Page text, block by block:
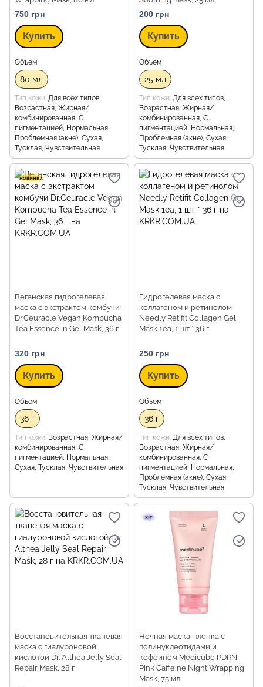
750 грн
Купить
Объем
80 мл
Тип кожи Для всех типов,
Возрастная, Жирная/
комбинированная, С
пигментацией, Нормальная,
Проблемная (акне), Сухая,
Тусклая, Чувствительная
200 грн
Купить
Объем
25 мл
Тип кожи Для всех типов,
Возрастная, Жирная/
комбинированная, С
пигментацией, Нормальная,
Проблемная (акне), Сухая,
Тусклая, Чувствительная
Веганская гидрогелевая
маска с экстрактом комбучи
Dr.Ceuracle Vegan Kombucha
Tea Essence in Gel Mask, 36 г
320 грн
Купить
Объем
36 г
Тип кожи Возрастная, Жирная/
комбинированная, С
пигментацией, Нормальная,
Сухая, Тусклая, Чувствительная
Гидрогелевая маска с
коллагеном и ретинолом
Needly Retifit Collagen Gel
Mask 1ea, 1 шт * 36 г
250 грн
Купить
Объем
36 г
Тип кожи Для всех типов,
Возрастная, Жирная/
комбинированная, С
пигментацией, Нормальная,
Проблемная (акне), Сухая,
Тусклая, Чувствительная
Восстановительная тканевая
маска с гиалуроновой
кислотой Dr. Althea Jelly Seal
Repair Mask, 28 г
Ночная маска-пленка с
полинуклеотидами и
кофеином Medicube PDRN
Pink Caffeine Night Wrapping
Mask, 75 мл